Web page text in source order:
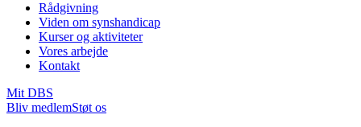
Rådgivning
Viden om synshandicap
Kurser og aktiviteter
Vores arbejde
Kontakt
Mit DBS
Bliv medlemStøt os